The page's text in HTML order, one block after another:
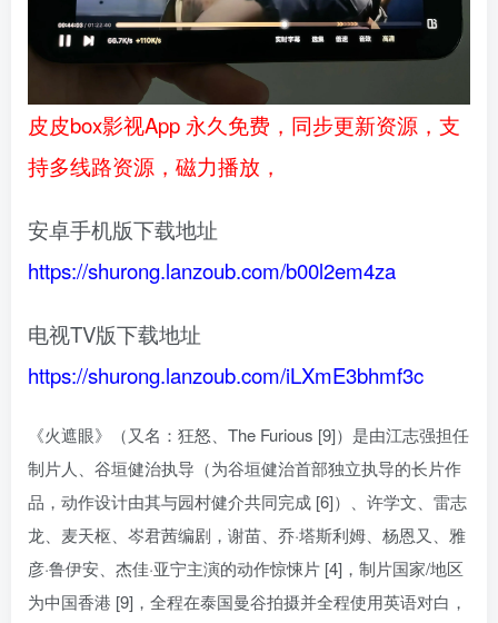
皮皮box影视App 永久免费，同步更新资源，支
持多线路资源，磁力播放，
安卓手机版下载地址
https://shurong.lanzoub.com/b00l2em4za
电视TV版下载地址
https://shurong.lanzoub.com/iLXmE3bhmf3c
《火遮眼》（又名：狂怒、The Furious [9]）是由江志强担任
制片人、谷垣健治执导（为谷垣健治首部独立执导的长片作
品，动作设计由其与园村健介共同完成 [6]）、许学文、雷志
龙、麦天枢、岑君茜编剧，谢苗、乔·塔斯利姆、杨恩又、雅
彦·鲁伊安、杰佳·亚宁主演的动作惊悚片 [4]，制片国家/地区
为中国香港 [9]，全程在泰国曼谷拍摄并全程使用英语对白，